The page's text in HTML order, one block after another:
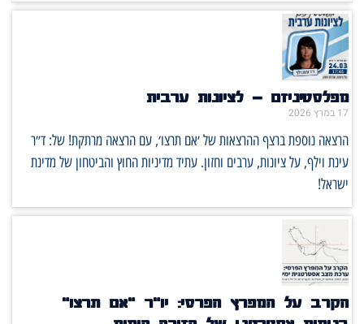
מפלסטיניזם – לציונות ערבית
17 במרץ 2026
הרצאה נוספת ברצף ההרצאות של ׳אם תרצו׳, עם הרצאה מרתקת! של: ד״ר
עינת וילף, על ציונות, ערבים וחזון. עתיד מדיניות החוץ והביטחון של מדינת
ישראל!
הקרב על המפרץ הפרסי: יו"ר "אם תרצו"